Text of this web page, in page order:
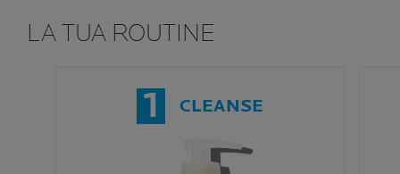
LA TUA ROUTINE
1 CLEANSE